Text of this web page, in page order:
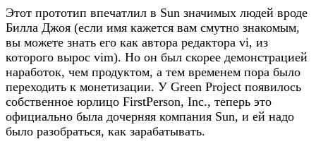
Этот прототип впечатлил в Sun значимых людей вроде
Билла Джоя (если имя кажется вам смутно знакомым,
вы можете знать его как автора редактора vi, из
которого вырос vim). Но он был скорее демонстрацией
наработок, чем продуктом, а тем временем пора было
переходить к монетизации. У Green Project появилось
собственное юрлицо FirstPerson, Inc., теперь это
официально была дочерняя компания Sun, и ей надо
было разобраться, как зарабатывать.